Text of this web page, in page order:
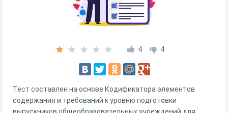
4 4
Тест составлен на основе Кодификатора элементов
содержания и требований к уровню подготовки